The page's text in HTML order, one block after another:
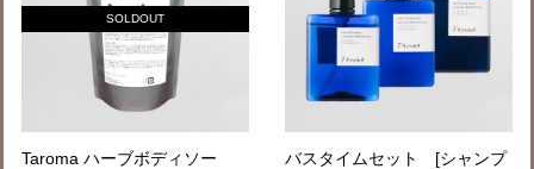
SOLDOUT
Taroma ハーブボディソー
バスタイムセット [シャンプ